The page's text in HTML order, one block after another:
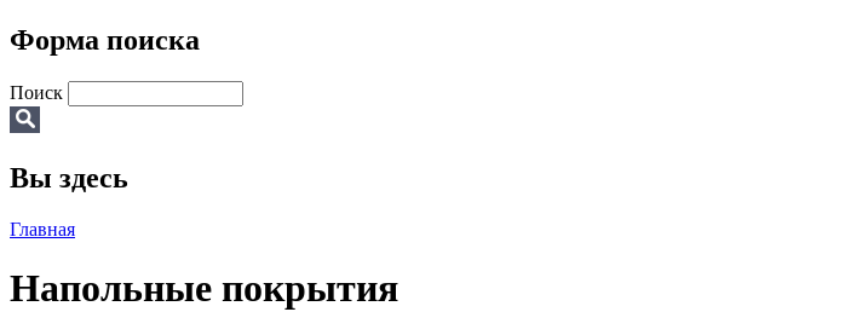
Форма поиска
Поиск
Вы здесь
Главная
Напольные покрытия